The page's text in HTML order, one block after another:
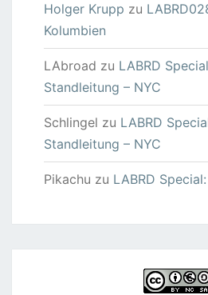
Holger Krupp zu
Kolumbien
LAbroad zu LABRD
Standleitung – NYC
Schlingel zu LABRD
Standleitung – NYC
Pikachu zu LABRD